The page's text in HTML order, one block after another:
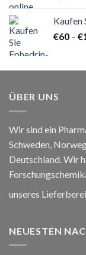
Kaufen
€60 – €
ÜBER UNS
Wir sind ein
Schweden,
Deutschland. Wir
unseres
NEUESTEN